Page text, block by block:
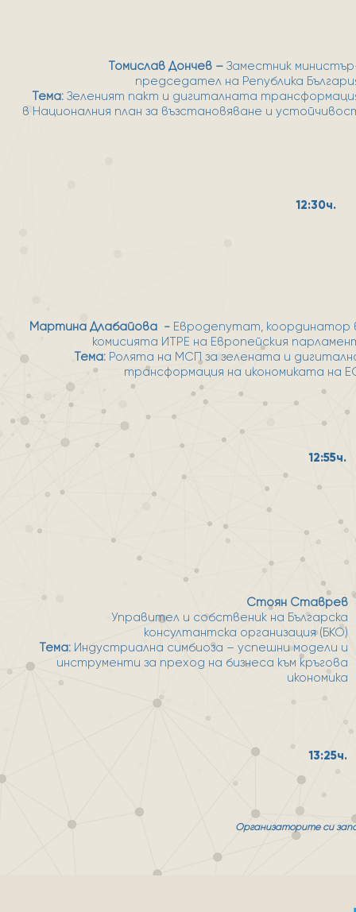
Томислав Дончев – Заместник
председател на Република
Тема: Зеленият пакт и дигиталната
в Националния план за възстановяване и
12:30ч.
Мартина Длабайова - Евродепутат, координатор
комисията ИТРЕ на Европейския
Тема: Ролята на МСП за зелената и
трансформация на икономиката на
12:55ч.
Стоян Ставрев
Управител и собственик на Българска
консултантска организация (БКО)
Тема: Индустриална симбиоза – успешни модели и
инструменти за преход на бизнеса към кръгова
икономика
13:25ч.
Организаторите си